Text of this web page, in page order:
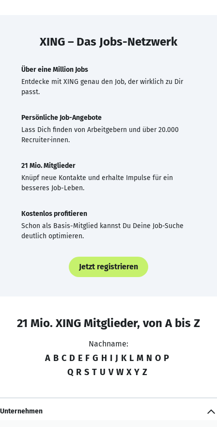
XING – Das Jobs-Netzwerk
Über eine Million Jobs
Entdecke mit XING genau den Job, der wirklich zu Dir
passt.
Persönliche Job-Angebote
Lass Dich finden von Arbeitgebern und über 20.000
Recruiter·innen.
21 Mio. Mitglieder
Knüpf neue Kontakte und erhalte Impulse für ein
besseres Job-Leben.
Kostenlos profitieren
Schon als Basis-Mitglied kannst Du Deine Job-Suche
deutlich optimieren.
Jetzt registrieren
21 Mio. XING Mitglieder, von A bis Z
Nachname:
A B C D E F G H I J K L M N O P
Q R S T U V W X Y Z
Unternehmen